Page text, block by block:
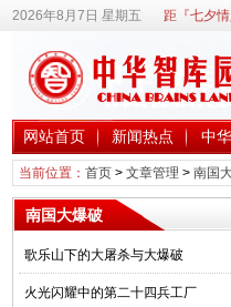
2026年8月7日 星期五 距『七夕
网站首页 新闻热点 中
当前位置： 首页> 文章管理 > 南国
南国大爆破
歌乐山下的大屠杀与大爆破
火光闪耀中的第二十四兵工厂